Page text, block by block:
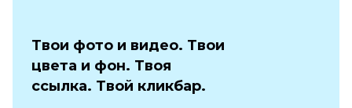
Твои фото и видео. Твои
цвета и фон. Твоя
ссылка. Твой кликбар.